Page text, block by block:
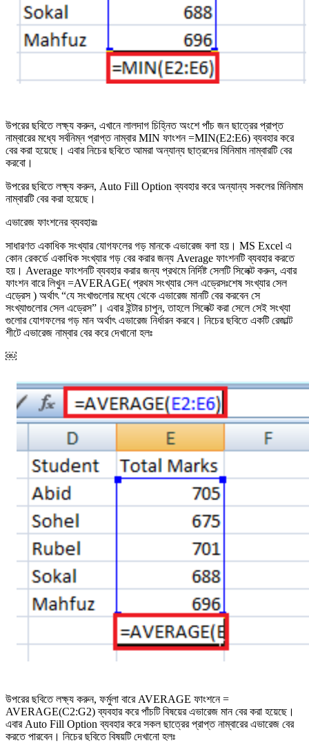
উপরের ছবিতে লক্ষ্য করুন, এখানে লালদাগ চিহ্নিত অংশে পাঁচ জন ছাত্রের প্রাপ্ত
নাম্বারের মধ্যে সর্বনিম্ন প্রাপ্ত নাম্বার MIN ফাংশন =MIN(E2:E6) ব্যবহার করে
বের করা হয়েছে। এবার নিচের ছবিতে আমরা অন্যান্য ছাত্রদের মিনিমাম নাম্বারটি বের
করবো।
উপরের ছবিতে লক্ষ্য করুন, Auto Fill Option ব্যবহার করে অন্যান্য সকলের মিনিমাম
নাম্বারটি বের করা হয়েছে।
এভারেজ ফাংশনের ব্যবহারঃ
সাধারণত একাধিক সংখ্যার যোগফলের গড় মানকে এভারেজ বলা হয়। MS Excel এ
কোন রেকর্ডে একাধিক সংখ্যার গড় বের করার জন্য Average ফাংশনটি ব্যবহার করতে
হয়। Average ফাংশনটি ব্যবহার করার জন্য প্রথমে নির্দিষ্ট সেলটি সিলেক্ট করুন, এবার
ফাংশন বারে লিখুন =AVERAGE( প্রথম সংখ্যার সেল এড্রেসঃশেষ সংখ্যার সেল
এড্রেস ) অর্থাৎ “যে সংখাগুলোর মধ্যে থেকে এভারেজ মানটি বের করবেন সে
সংখ্যাগুলোর সেল এড্রেস”। এবার ইন্টার চাপুন, তাহলে সিলেক্ট করা সেলে সেই সংখ্যা
গুলোর যোগফলের গড় মান অর্থাৎ এভারেজ নির্ধারন করবে। নিচের ছবিতে একটি রেজাল্ট
শীটে এভারেজ নাম্বার বের করে দেখানো হলঃ
￼
উপরের ছবিতে লক্ষ্য করুন, ফর্মুলা বারে AVERAGE ফাংশনে =
AVERAGE(C2:G2) ব্যবহার করে পাঁচটি বিষয়ের এভারেজ মান বের করা হয়েছে।
এবার Auto Fill Option ব্যবহার করে সকল ছাত্রের প্রাপ্ত নাম্বারের এভারেজ বের
করতে পারবেন। নিচের ছবিতে বিষয়টি দেখানো হলঃ